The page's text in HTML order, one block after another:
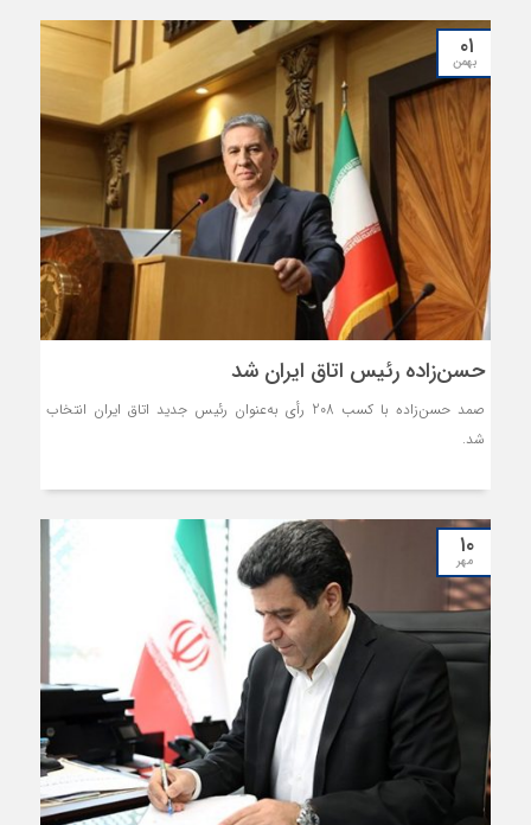
۰۱
بهمن
حسن‌زاده رئیس اتاق ایران شد
صمد حسن‌زاده با کسب 208 رأی به‌عنوان رئیس جدید اتاق ایران انتخاب
شد.
۱۰
مهر